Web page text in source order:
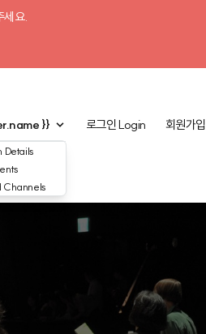
세요.
}}
Channels
로그인Login 회원가입